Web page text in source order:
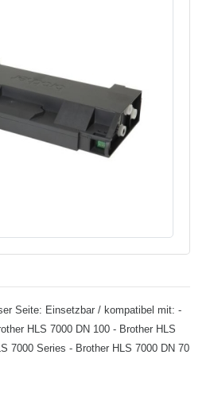
Seite: Einsetzbar / kompatibel mit: -
HLS 7000 DN 100 - Brother HLS
7000 Series - Brother HLS 7000 DN 70